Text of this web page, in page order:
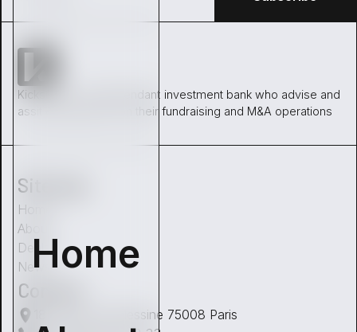
Kickston is an independant investment bank who advise and
assit entrepreneur on their fundraising and M&A operations
Sitemap
Home
About
Deals
News
Contact
18 Avenue de Messine 75008 Paris
Home